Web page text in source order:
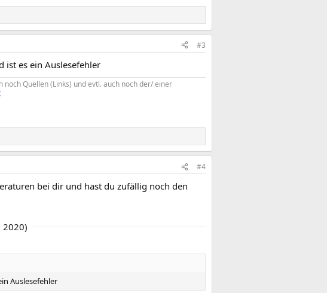
#3
ist es ein Auslesefehler
Quellen (Links) und evtl. auch noch der/ einer
#4
bei dir und hast du zufällig noch den
2020)
Auslesefehler